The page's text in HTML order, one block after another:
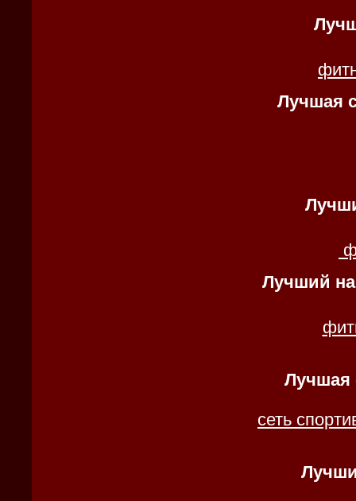
Лучшая
Лучший
Лучшая
сеть